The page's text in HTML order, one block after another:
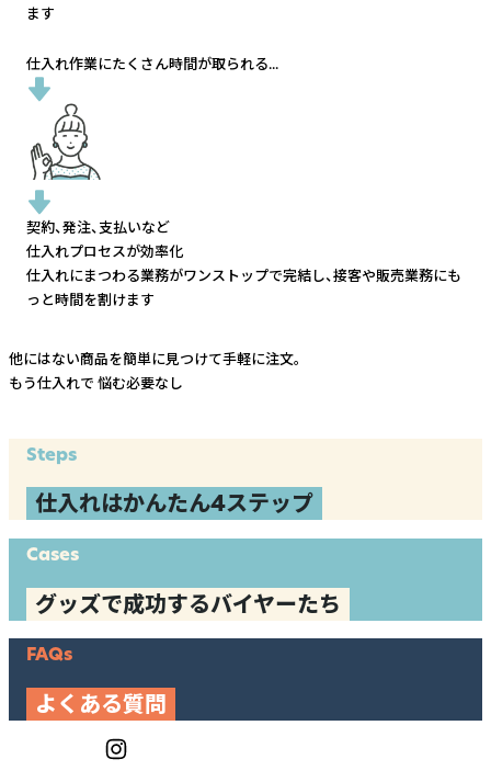
ます
仕入れ作業にたくさん時間が取られる...
契約、発注、支払いなど
仕入れプロセスが効率化
仕入れにまつわる業務がワンストップで完結し、接客や販売業務にも
っと時間を割けます
他にはない商品を簡単に見つけて手軽に注文。
もう仕入れで 悩む必要なし
Steps
仕入れはかんたん4ステップ
Cases
グッズで成功するバイヤーたち
FAQs
よくある質問